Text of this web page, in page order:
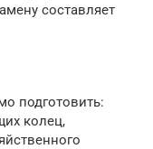
составляет
подготовить:
колец,